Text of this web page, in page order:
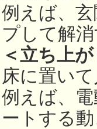
例えば、
プして解消
＜立ち上
床に置い
例えば、
ートする